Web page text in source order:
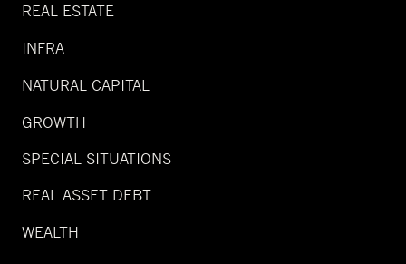
REAL ESTATE
INFRA
NATURAL CAPITAL
GROWTH
SPECIAL SITUATIONS
REAL ASSET DEBT
WEALTH